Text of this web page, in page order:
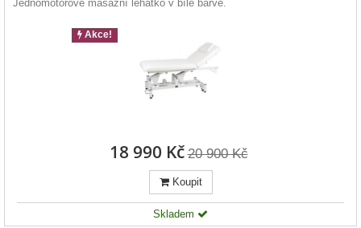
Jednomotorové masážní lehátko v bílé barvě.
Akce!
18 990 Kč 20 900 Kč
Koupit
Skladem